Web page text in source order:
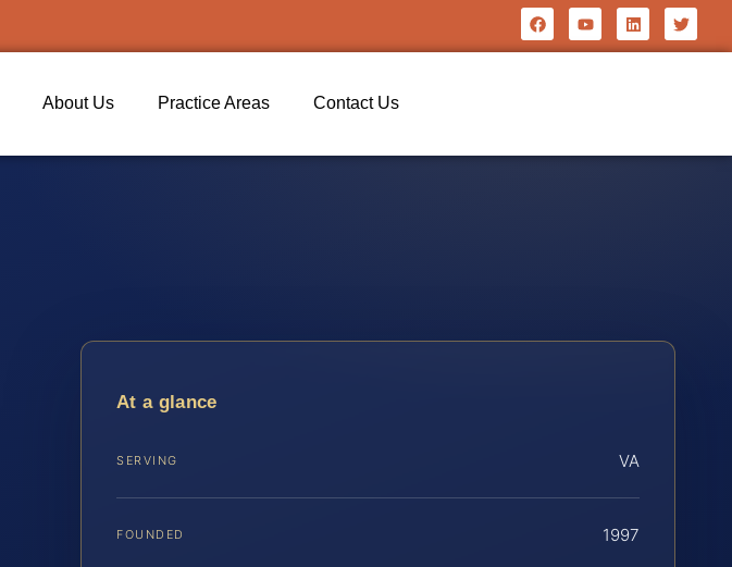
About Us Practice Areas Contact Us
At a glance
SERVING VA
FOUNDED 1997